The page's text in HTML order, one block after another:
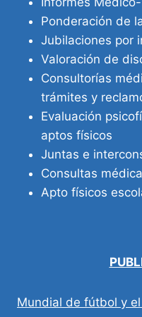
Ponderación de
Jubilaciones por
Valoración de
Consultorías
trámites y
Evaluación
aptos físicos
Juntas e
Consultas
Apto físicos
Mundial de fútbol y